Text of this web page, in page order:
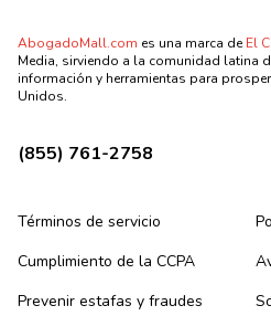
AbogadoMall.com es una marca deEl
Media, sirviendo a la comunidad latina
información y herramientas para
Unidos.
(855) 761-2758
Términos de servicio
Cumplimiento de la CCPA
Prevenir estafas y fraudes